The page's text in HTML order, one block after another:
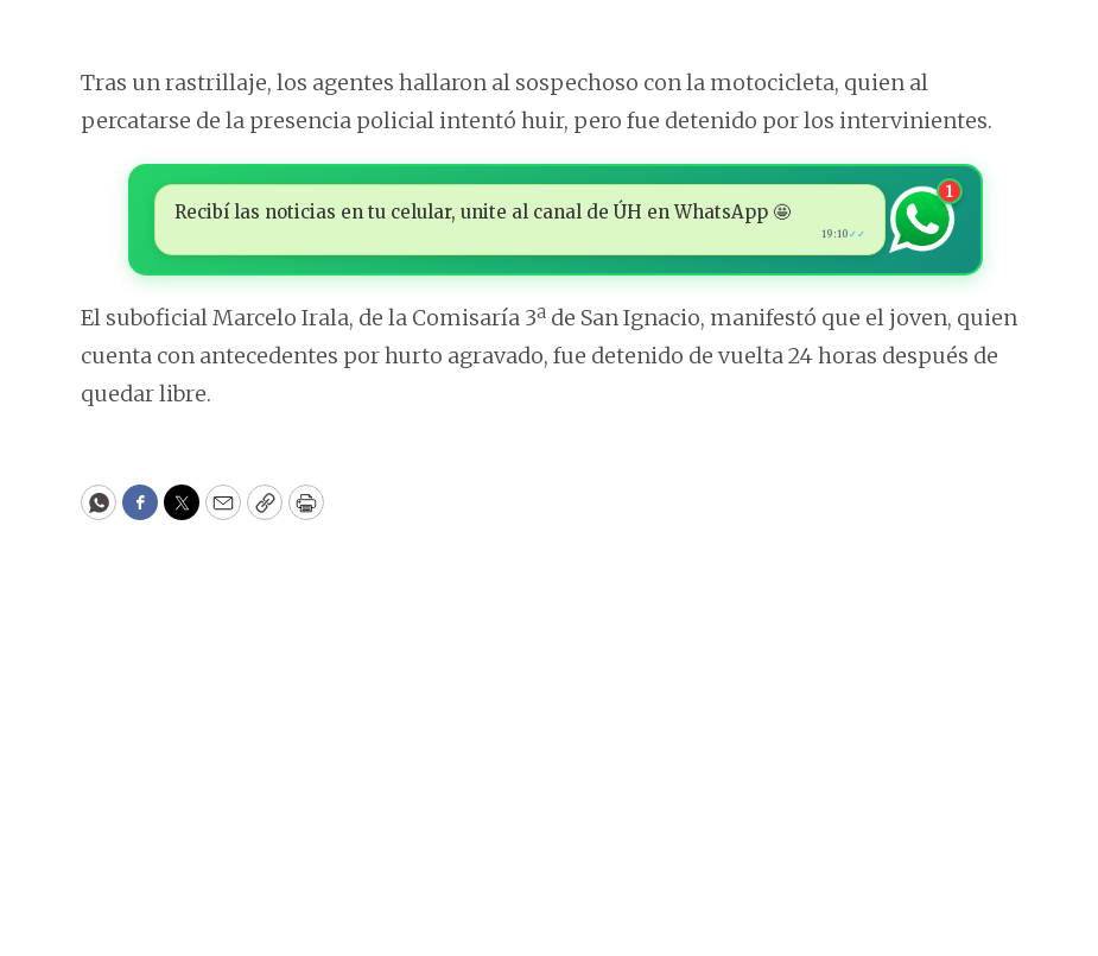
Tras un rastrillaje, los agentes hallaron al sospechoso con la motocicleta, quien al
percatarse de la presencia policial intentó huir, pero fue detenido por los intervinientes.
Recibí las noticias en tu celular, unite al canal de ÚH en WhatsApp 🤩
19:10 ✓✓
1
El suboficial Marcelo Irala, de la Comisaría 3ª de San Ignacio, manifestó que el joven, quien
cuenta con antecedentes por hurto agravado, fue detenido de vuelta 24 horas después de
quedar libre.
WhatsApp
Facebook
Twitter
EmailCopyPrint